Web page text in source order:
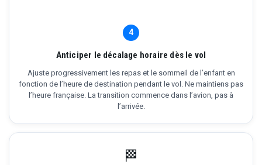
4
Anticiper le décalage horaire dès le vol
Ajuste progressivement les repas et le sommeil de l’enfant en
fonction de l’heure de destination pendant le vol. Ne maintiens pas
l’heure française. La transition commence dans l’avion, pas à
l’arrivée.
🏁